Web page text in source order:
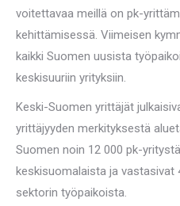
voitettavaa meillä on pk-
kehittämisessä. Viimeisen
kaikki Suomen uusista
keskisuuriin yrityksiin.
Keski-Suomen yrittäjät
yrittäjyyden merkityksestä
Suomen noin 12 000 pk-
keskisuomalaista ja vastasivat
sektorin työpaikoista.